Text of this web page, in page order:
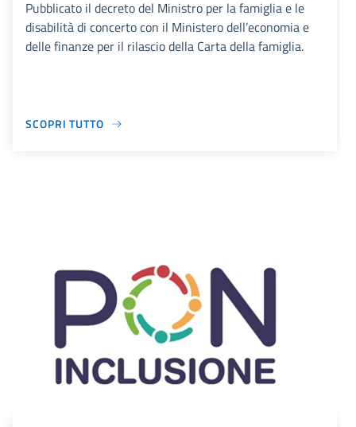
Pubblicato il decreto del Ministro per la famiglia e le
disabilità di concerto con il Ministero dell’economia e
delle finanze per il rilascio della Carta della famiglia.
SCOPRI TUTTO